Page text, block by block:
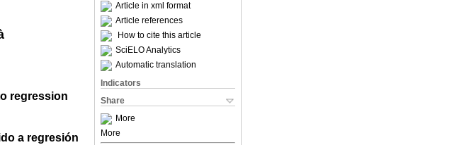
Article in xml format
Article references
How to cite this article
SciELO Analytics
Automatic translation
Indicators
Share
More
More
regression
a regresión